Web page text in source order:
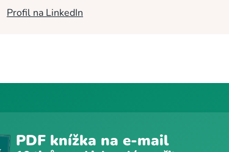
Profil na LinkedIn
PDF knížka na e-mail